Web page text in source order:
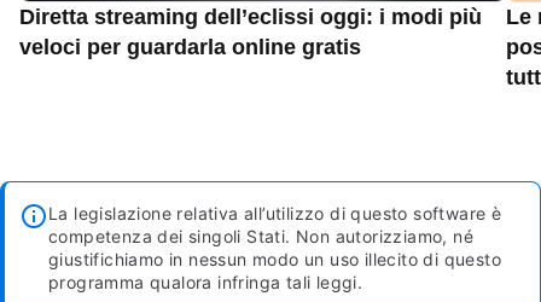
Diretta streaming dell’eclissi oggi: i modi più
veloci per guardarla online gratis
Le
La legislazione relativa all’utilizzo di questo software è
competenza dei singoli Stati. Non autorizziamo, né
giustifichiamo in nessun modo un uso illecito di questo
programma qualora infringa tali leggi.